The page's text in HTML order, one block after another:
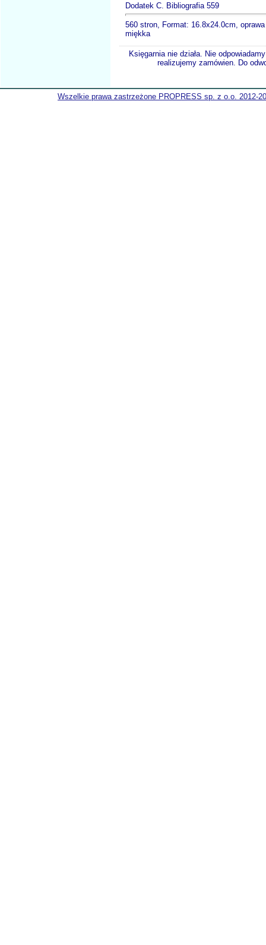
Dodatek C. Bibliografia 559
560 stron, Format: 16.8x24.0cm, oprawa
miękka
Księgarnia nie działa. Nie
realizujemy zamówien. Do
Wszelkie prawa zastrzeżone PROPRESS sp. z o.o. 2012-